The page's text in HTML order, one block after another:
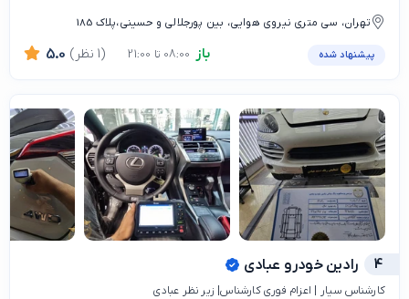
تهران، سی متری نیروی هوایی، بین پورجلالی و حسینی،پلاک 185
پیشنهاد شده باز 5.0 (1 نظر)
4 رادین خودرو عبادی
کارشناس سیار | اعزام فوری کارشناس| زیر نظر عبادی